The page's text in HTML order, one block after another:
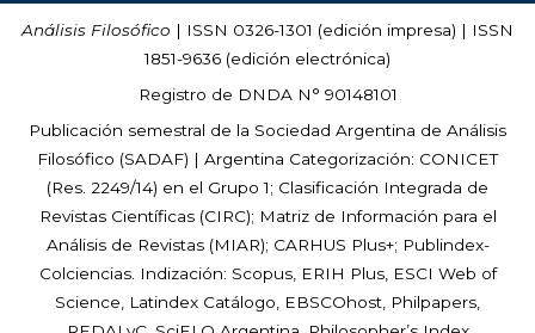
Análisis Filosófico | ISSN 0326-1301 (edición impresa) | ISSN
1851-9636 (edición electrónica)
Registro de DNDA N° 90148101
Publicación semestral de la Sociedad Argentina de Análisis
Filosófico (SADAF) | Argentina Categorización: CONICET
(Res. 2249/14) en el Grupo 1; Clasificación Integrada de
Revistas Científicas (CIRC); Matriz de Información para el
Análisis de Revistas (MIAR); CARHUS Plus+; Publindex-
Colciencias. Indización: Scopus, ERIH Plus, ESCI Web of
Science, Latindex Catálogo, EBSCOhost, Philpapers,